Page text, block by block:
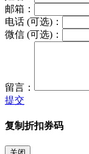
邮箱：
电话 (可选)：
微信 (可选)：
留言：
提交
复制折扣券码